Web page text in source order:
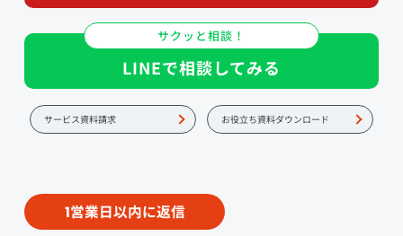
サクッと相談！
LINEで相談してみる
サービス資料請求 お役立ち資料ダウンロード
1営業日以内に返信